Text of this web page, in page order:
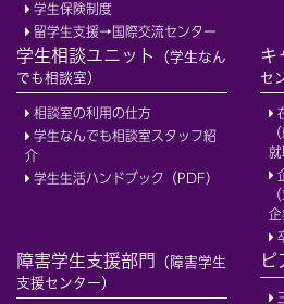
学生保険制度
留学生支援→国際交流センター
学生相談ユニット
（学生なん
でも相談室）
相談室の利用の仕方
学生なんでも相談室スタッフ紹
介
学生生活ハンドブック（PDF）
キ
セ
就
企
障害学生支援部門
（障害学生
支援センター）